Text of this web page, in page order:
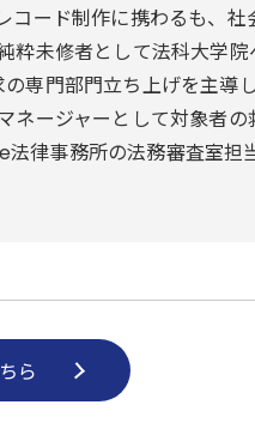
コード制作に携わるも、社
粋未修者として法科大学院
専門部門立ち上げを主導
ージャーとして対象者の
律事務所の法務審査室担
ら